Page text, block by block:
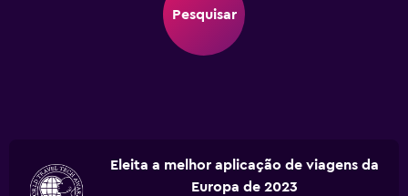
Pesquisar
Eleita a melhor aplicação de viagens da
Europa de 2023